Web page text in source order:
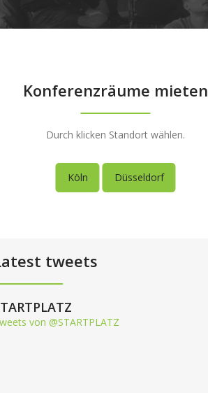
Konferenzräume mieten
Durch klicken Standort wählen.
Köln Düsseldorf
tweets
von @STARTPLATZ